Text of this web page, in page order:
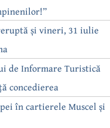
și vineri, 31 iulie
de Informare Turistică
concedierea
în cartierele Muscel și